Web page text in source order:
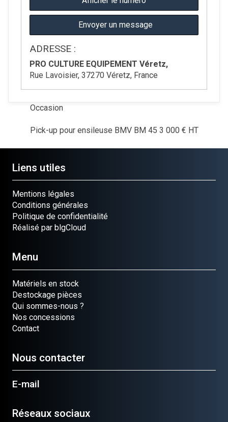
Envoyer un message
ADRESSE :
PRO CULTURE EQUIPEMENT Véretz,
Rue Lavoisier, 37270 Véretz, France
Occasion
Pick-up pour ensileuse BMV BM 45 3 000 € HT
Liens utiles
Mentions légales
Conditions générales
Politique de confidentialité
Réalisé par blgCloud
Menu
Matériels en stock
Destockage pièces
Qui sommes-nous ?
Nos concessions
Contact
Nous contacter
E-mail
Réseaux sociaux